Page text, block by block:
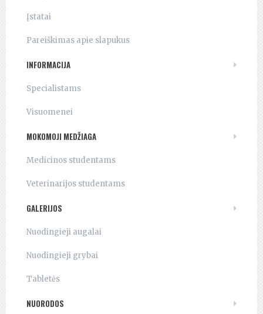
Įstatai
Pareiškimas apie slapukus
INFORMACIJA
Specialistams
Visuomenei
MOKOMOJI MEDŽIAGA
Medicinos studentams
Veterinarijos studentams
GALERIJOS
Nuodingieji augalai
Nuodingieji grybai
Tabletės
NUORODOS